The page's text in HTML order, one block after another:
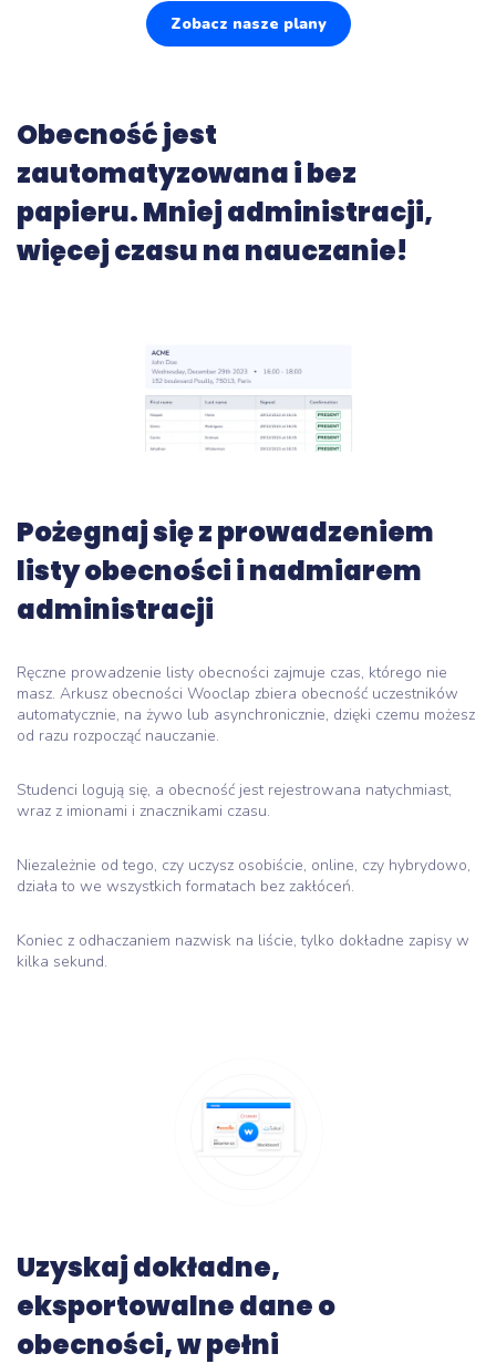
Zobacz nasze plany
Obecność jest
zautomatyzowana i bez
papieru. Mniej administracji,
więcej czasu na nauczanie!
Pożegnaj się z prowadzeniem
listy obecności i nadmiarem
administracji
Ręczne prowadzenie listy obecności zajmuje czas, którego nie
masz. Arkusz obecności Wooclap zbiera obecność uczestników
automatycznie, na żywo lub asynchronicznie, dzięki czemu możesz
od razu rozpocząć nauczanie.
Studenci logują się, a obecność jest rejestrowana natychmiast,
wraz z imionami i znacznikami czasu.
Niezależnie od tego, czy uczysz osobiście, online, czy hybrydowo,
działa to we wszystkich formatach bez zakłóceń.
Koniec z odhaczaniem nazwisk na liście, tylko dokładne zapisy w
kilka sekund.
Uzyskaj dokładne,
eksportowalne dane o
obecności, w pełni